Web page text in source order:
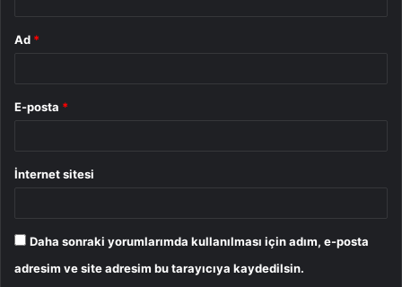
Ad *
E-posta *
İnternet sitesi
Daha sonraki yorumlarımda kullanılması için adım, e-posta
adresim ve site adresim bu tarayıcıya kaydedilsin.